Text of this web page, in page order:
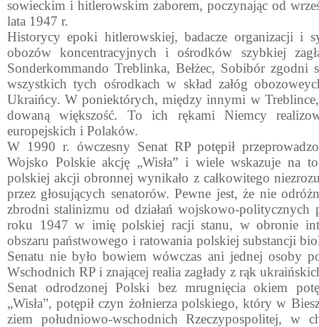
sowieckim i hitlerowskim zaborem, poczynając od
lata 1947 r.
Historycy epoki hitlerowskiej, badacze organizacji i
obozów koncentracyjnych i ośrodków szybkiej
Sonderkommando Treblinka, Bełżec, Sobibór zgodni
wszystkich tych ośrodkach w skład załóg
Ukraińcy. W po­niektórych, między innymi w
dowaną większość. To ich rękami Niemcy
europejskich i Polaków.
W 1990 r. ówczesny Senat RP potępił
Wojsko Polskie akcję „Wisła” i wiele wskazuje na
polskiej akcji obronnej wynikało z całkowitego
przez głosujących senatorów. Pewne jest, że nie
zbrodni stalinizmu od działań wojskowo-politycznych
roku 1947 w imię polskiej racji stanu, w obronie
obszaru państwowego i ratowania polskiej substancji
Senatu nie było bowiem wówczas ani jednej osoby
Wschodnich RP i znającej realia zagłady z rąk
Senat odrodzonej Polski bez mrugnięcia okiem
„Wisła”, potępił czyn żołnierza polskiego, który w
ziem południowo-wschodnich Rzeczypospolitej, w